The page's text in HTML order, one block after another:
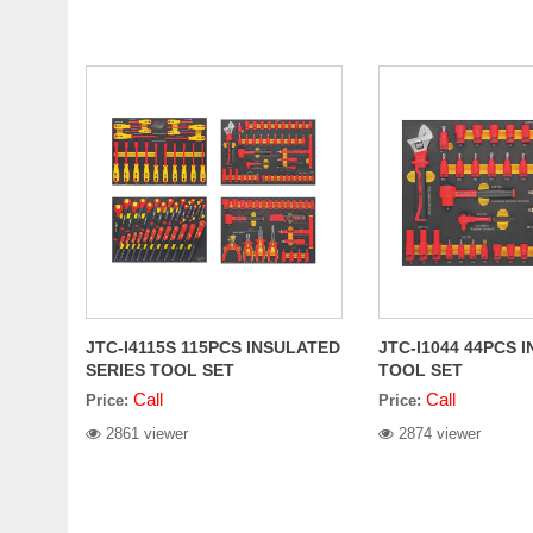
JTC-I4115S 115PCS INSULATED
SERIES TOOL SET
Price: Call
2861 viewer
JTC-I1044 44PCS
TOOL SET
Price: Call
2874 viewer